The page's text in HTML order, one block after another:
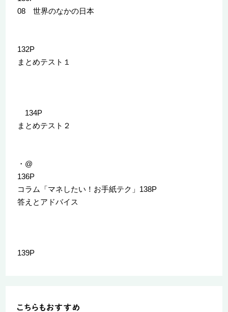
08 世界のなかの日本
132P
まとめテスト１
134P
まとめテスト２
・@
136P
コラム「マネしたい！お手紙テク」138P
答えとアドバイス
139P